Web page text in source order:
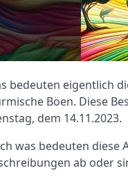
bedeuten eigentlich
Böen. Diese
dem 14.11.2023.
was bedeuten diese
ab oder